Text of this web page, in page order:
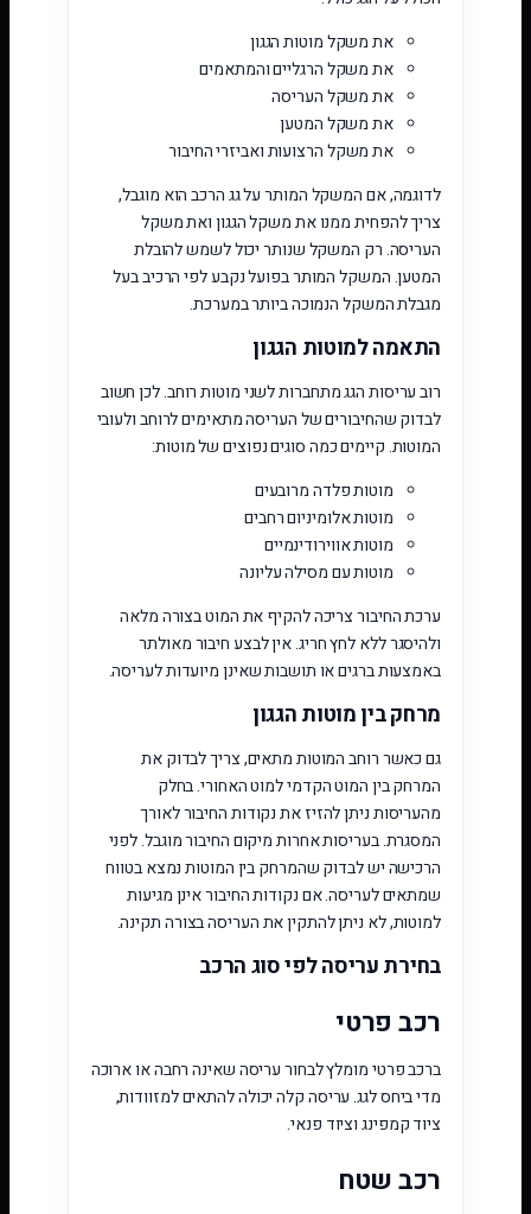
את משקל מוטות הגגון
את משקל הרגליים והמתאמים
את משקל העריסה
את משקל המטען
את משקל הרצועות ואביזרי החיבור
לדוגמה, אם המשקל המותר על גג הרכב הוא מוגבל,
צריך להפחית ממנו את משקל הגגון ואת משקל
העריסה. רק המשקל שנותר יכול לשמש להובלת
המטען. המשקל המותר בפועל נקבע לפי הרכיב בעל
מגבלת המשקל הנמוכה ביותר במערכת.
התאמה למוטות הגגון
רוב עריסות הגג מתחברות לשני מוטות רוחב. לכן חשוב
לבדוק שהחיבורים של העריסה מתאימים לרוחב ולעובי
המוטות. קיימים כמה סוגים נפוצים של מוטות:
מוטות פלדה מרובעים
מוטות אלומיניום רחבים
מוטות אווירודינמיים
מוטות עם מסילה עליונה
ערכת החיבור צריכה להקיף את המוט בצורה מלאה
ולהיסגר ללא לחץ חריג. אין לבצע חיבור מאולתר
באמצעות ברגים או תושבות שאינן מיועדות לעריסה.
מרחק בין מוטות הגגון
גם כאשר רוחב המוטות מתאים, צריך לבדוק את
המרחק בין המוט הקדמי למוט האחורי. בחלק
מהעריסות ניתן להזיז את נקודות החיבור לאורך
המסגרת. בעריסות אחרות מיקום החיבור מוגבל. לפני
הרכישה יש לבדוק שהמרחק בין המוטות נמצא בטווח
שמתאים לעריסה. אם נקודות החיבור אינן מגיעות
למוטות, לא ניתן להתקין את העריסה בצורה תקינה.
בחירת עריסה לפי סוג הרכב
רכב פרטי
ברכב פרטי מומלץ לבחור עריסה שאינה רחבה או ארוכה
מדי ביחס לגג. עריסה קלה יכולה להתאים למזוודות,
ציוד קמפינג וציוד פנאי.
רכב שטח